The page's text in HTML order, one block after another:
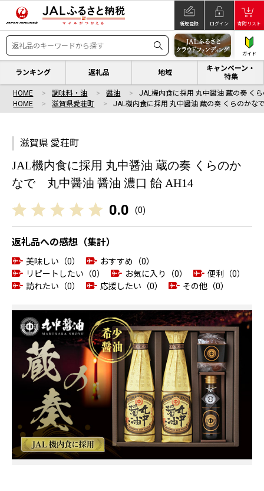
新規登録 ログイン 寄附リスト
ガイド
ランキング 返礼品 地域
キャンペーン・
特集
HOME 調味料・油 醤油
JAL機内食に採用 丸中醤油 蔵の奏 く
HOME
滋賀県愛荘町 JAL機内食に採用 丸中醤油 蔵の奏 くらのかな
滋賀県 愛荘町
JAL機内食に採用 丸中醤油 蔵の奏 くらのか
なで 丸中醤油 醤油 濃口 飴 AH14
0.0 (0)
返礼品への感想（集計）
美味しい（0）
おすすめ（0）
リピートしたい（0）
お気に入り（0）
便利（0）
訪れたい（0）
応援したい（0） その他（0）